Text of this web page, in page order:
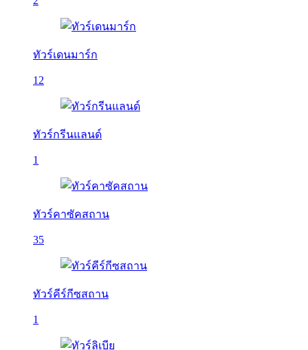
ทัวร์เดนมาร์ก
12
ทัวร์กรีนแลนด์
1
ทัวร์คาซัคสถาน
35
ทัวร์คีร์กีซสถาน
1